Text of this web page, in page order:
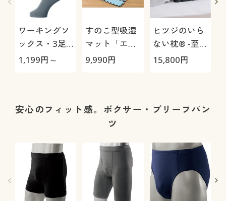
ワーキングソ
ックス・3足
組
1,199円～
すのこ型吸湿
マット「エア
ージョブ®」
9,990円
ヒツジのいら
ない枕® -至
極-
15,800円
安心のフィット感。ボクサー・ブリーフパン
ツ